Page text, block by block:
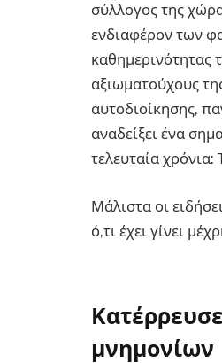
σύλλογος της
ενδιαφέρον των
καθημερινότητας
αξιωματούχους
αυτοδιοίκησης,
αναδείξει ένα
τελευταία
Μάλιστα οι
ό,τι έχει γίνει
μνημονίων